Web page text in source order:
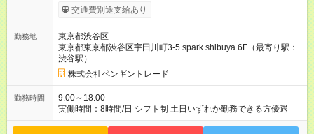
ます。 みなし残業代 55,831円／月 みなし残業時間 30時間／月
◇昇給：年2回 ◇賞与：年2回（業績による） 【試用期間】試用
同じです。
交通費別途支給あり
勤務地
東京都渋谷区
東京都東京都渋谷区宇田川町3-5 spark shibuya 6F（最寄り駅：
渋谷駅）
株式会社ペンギントレード
勤務時間
9:00～18:00
実働時間：8時間/日 シフト制 土日いずれか勤務できる方優遇